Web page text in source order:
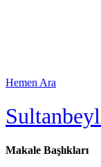
Hemen Ara
Makale Başlıkları